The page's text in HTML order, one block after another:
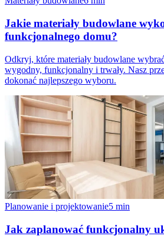
Jakie materiały budowlane
funkcjonalnego domu?
Odkryj, które materiały budowlane
wygodny, funkcjonalny i trwały. Nasz
dokonać najlepszego wyboru.
Planowanie i projektowanie5 min
Jak zaplanować funkcjonalny